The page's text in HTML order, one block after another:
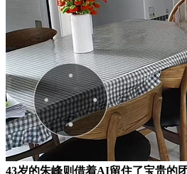
43岁的朱峰则借着AI留住了宝贵的